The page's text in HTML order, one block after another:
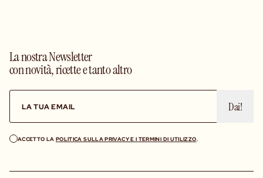
La nostra Newsletter
con novità, ricette e tanto altro
Dai!
ACCETTO LA POLITICA SULLA PRIVACY E I TERMINI DI UTILIZZO.